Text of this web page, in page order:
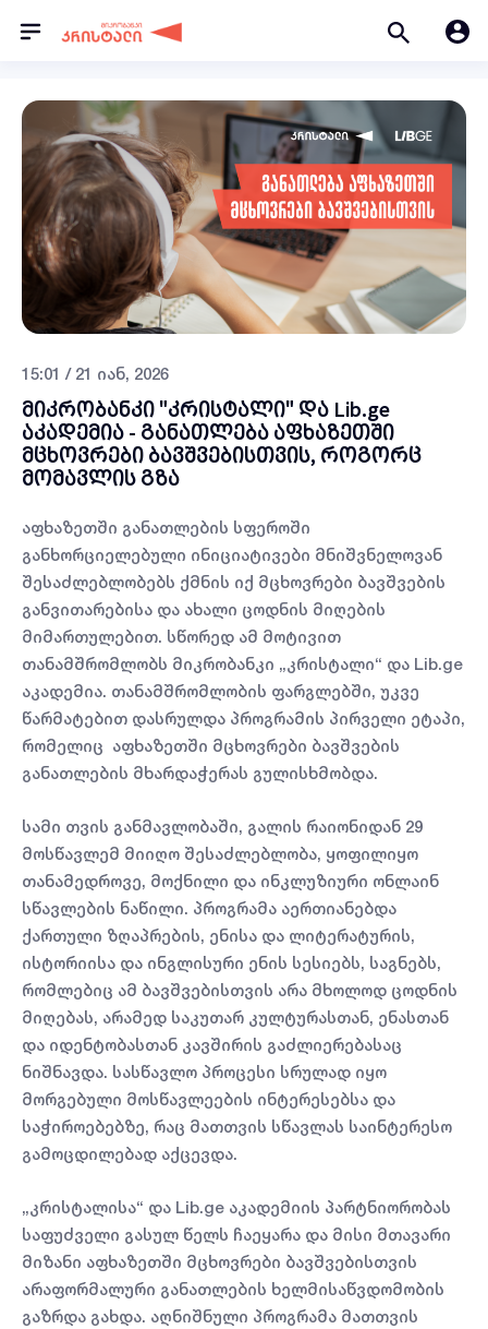
15:01 / 21 იან, 2026
მიკრობანკი "კრისტალი" და Lib.ge
აკადემია - განათლება აფხაზეთში
მცხოვრები ბავშვებისთვის, როგორც
მომავლის გზა
აფხაზეთში განათლების სფეროში
განხორციელებული ინიციატივები მნიშვნელოვან
შესაძლებლობებს ქმნის იქ მცხოვრები ბავშვების
განვითარებისა და ახალი ცოდნის მიღების
მიმართულებით. სწორედ ამ მოტივით
თანამშრომლობს მიკრობანკი „კრისტალი“ და Lib.ge
აკადემია. თანამშრომლობის ფარგლებში, უკვე
წარმატებით დასრულდა პროგრამის პირველი ეტაპი,
რომელიც აფხაზეთში მცხოვრები ბავშვების
განათლების მხარდაჭერას გულისხმობდა.
სამი თვის განმავლობაში, გალის რაიონიდან 29
მოსწავლემ მიიღო შესაძლებლობა, ყოფილიყო
თანამედროვე, მოქნილი და ინკლუზიური ონლაინ
სწავლების ნაწილი. პროგრამა აერთიანებდა
ქართული ზღაპრების, ენისა და ლიტერატურის,
ისტორიისა და ინგლისური ენის სესიებს, საგნებს,
რომლებიც ამ ბავშვებისთვის არა მხოლოდ ცოდნის
მიღებას, არამედ საკუთარ კულტურასთან, ენასთან
და იდენტობასთან კავშირის გაძლიერებასაც
ნიშნავდა. სასწავლო პროცესი სრულად იყო
მორგებული მოსწავლეების ინტერესებსა და
საჭიროებებზე, რაც მათთვის სწავლას საინტერესო
გამოცდილებად აქცევდა.
„კრისტალისა“ და Lib.ge აკადემიის პარტნიორობას
საფუძველი გასულ წელს ჩაეყარა და მისი მთავარი
მიზანი აფხაზეთში მცხოვრები ბავშვებისთვის
არაფორმალური განათლების ხელმისაწვდომობის
გაზრდა გახდა. აღნიშნული პროგრამა მათთვის